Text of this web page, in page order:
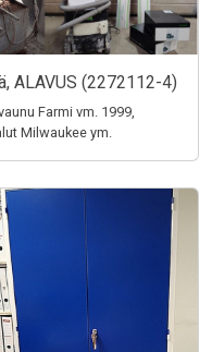
ALAVUS (2272112-4)
Farmi vm. 1999,
Milwaukee ym.